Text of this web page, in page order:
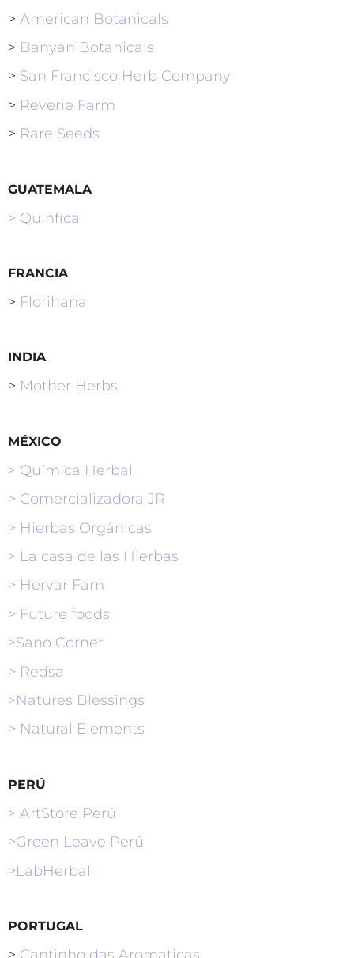
> American Botanicals
> Banyan Botanicals
> San Francisco Herb Company
> Reverie Farm
> Rare Seeds
GUATEMALA
> Quinfica
FRANCIA
> Florihana
INDIA
> Mother Herbs
MÉXICO
> Química Herbal
> Comercializadora JR
> Hierbas Orgánicas
> La casa de las Hierbas
> Hervar Fam
> Future foods
>Sano Corner
> Redsa
>Natures Blessings
> Natural Elements
PERÚ
> ArtStore Perú
>Green Leave Perú
>LabHerbal
PORTUGAL